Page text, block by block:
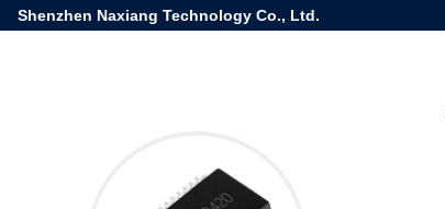
Shenzhen Naxiang Technology Co., Ltd.